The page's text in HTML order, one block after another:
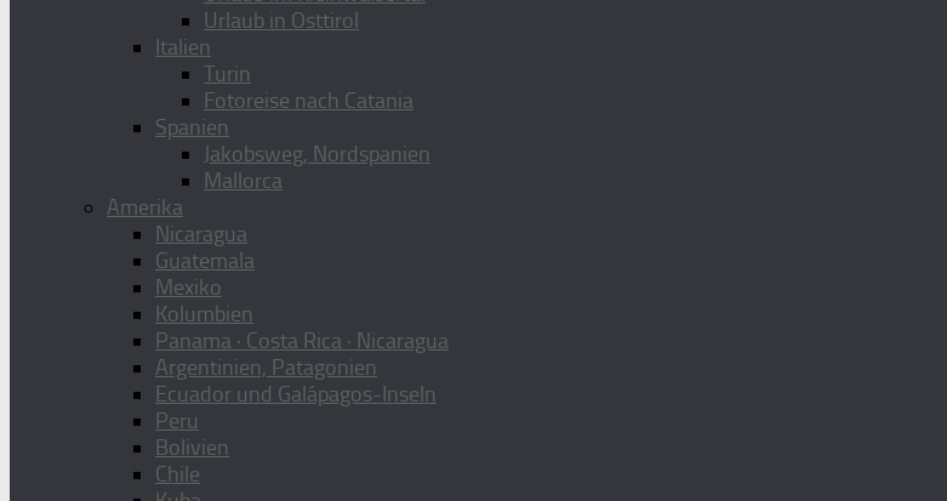
Urlaub in Osttirol
Italien
Turin
Fotoreise nach Catania
Spanien
Jakobsweg, Nordspanien
Mallorca
Amerika
Nicaragua
Guatemala
Mexiko
Kolumbien
Panama · Costa Rica · Nicaragua
Argentinien, Patagonien
Ecuador und Galápagos-Inseln
Peru
Bolivien
Chile